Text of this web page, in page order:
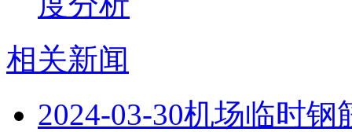
相关新闻
2024-03-30机场临时钢